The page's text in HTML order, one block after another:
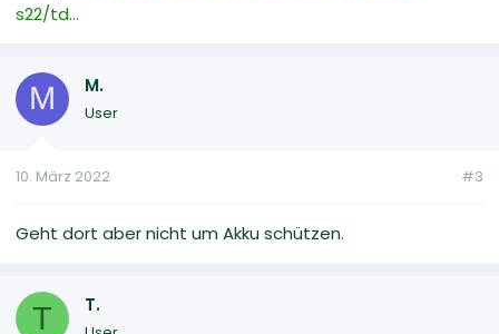
s22/td...
M M.
User
10. März 2022 #3
Geht dort aber nicht um Akku schützen.
T T.